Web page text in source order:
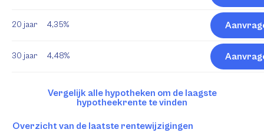
20 jaar 4,35%
30 jaar 4,48%
Vergelijk alle hypotheken om de laagste
hypotheekrente te vinden
Overzicht van de laatste rentewijzigingen